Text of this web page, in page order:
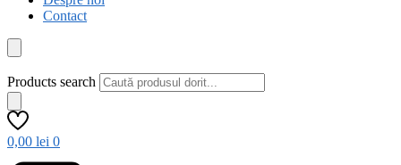
Contact
Products search
0,00 lei 0